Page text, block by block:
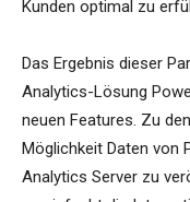
Kunden optimal zu
Das Ergebnis dieser
Analytics-Lösung
neuen Features. Zu
Möglichkeit Daten von
Analytics Server zu